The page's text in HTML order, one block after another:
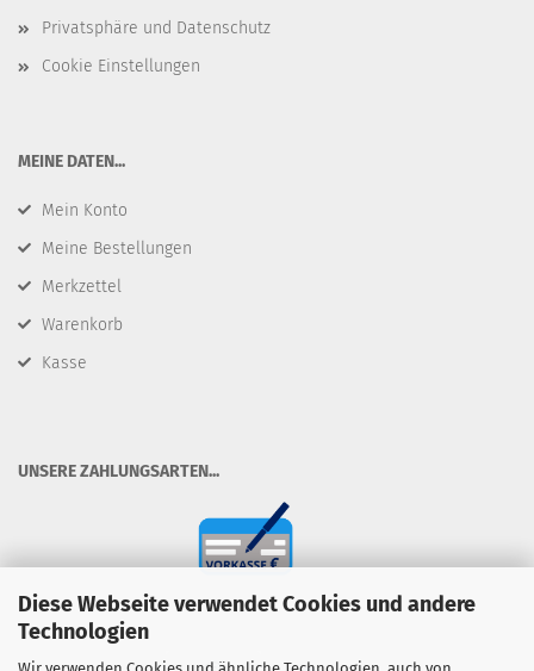
Diese Webseite verwendet Cookies und andere
Technologien
Privatsphäre und Datenschutz
Cookie Einstellungen
​MEINE DATEN...
Mein Konto
Meine Bestellungen
Merkzettel
Warenkorb
Kasse
​UNSERE ZAHLUNGSARTEN...